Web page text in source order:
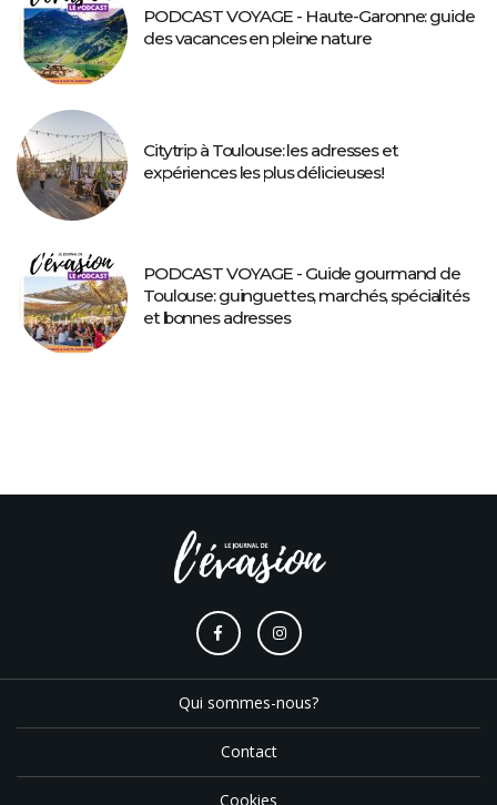
PODCAST VOYAGE - Haute-Garonne: guide
des vacances en pleine nature
Citytrip à Toulouse: les adresses et
expériences les plus délicieuses!
PODCAST VOYAGE - Guide gourmand de
Toulouse: guinguettes, marchés, spécialités
et bonnes adresses
Qui sommes-nous?
Contact
Cookies